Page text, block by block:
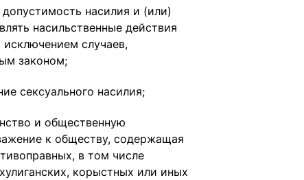
насилия и (или)
насильственные действия
случаев,
законом;
сексуального насилия;
и общественную
к обществу, содержащая
в том числе
корыстных или иных